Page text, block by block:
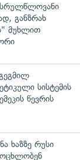
განზრახ
მუხლით
სისტემის
წევრის
ხაზზე რუსი